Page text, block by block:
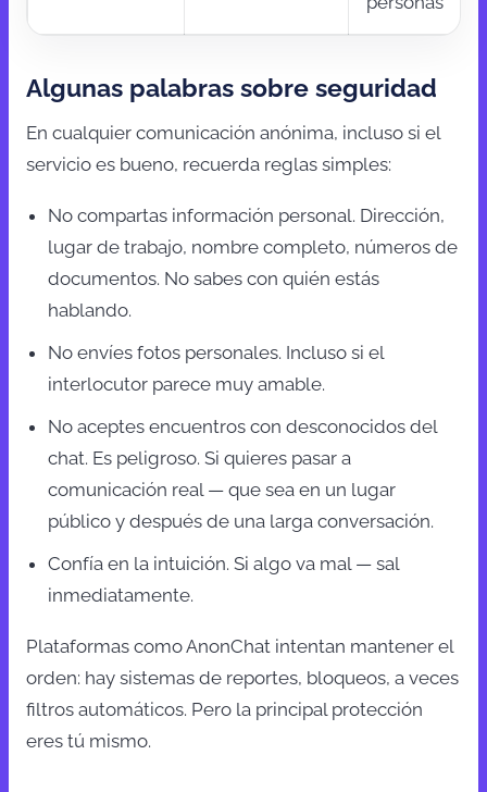
Algunas palabras sobre seguridad
En cualquier comunicación anónima, incluso si el
servicio es bueno, recuerda reglas simples:
No compartas información personal. Dirección,
lugar de trabajo, nombre completo, números de
documentos. No sabes con quién estás
hablando.
No envíes fotos personales. Incluso si el
interlocutor parece muy amable.
No aceptes encuentros con desconocidos del
chat. Es peligroso. Si quieres pasar a
comunicación real — que sea en un lugar
público y después de una larga conversación.
Confía en la intuición. Si algo va mal — sal
inmediatamente.
Plataformas como AnonChat intentan mantener el
orden: hay sistemas de reportes, bloqueos, a veces
filtros automáticos. Pero la principal protección
eres tú mismo.